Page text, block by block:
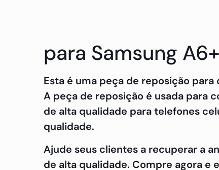
para Samsung
Esta é uma peça de reposição
A peça de reposição é usada para
de alta qualidade para telefones
qualidade.
Ajude seus clientes a recuperar a
de alta qualidade. Compre agora